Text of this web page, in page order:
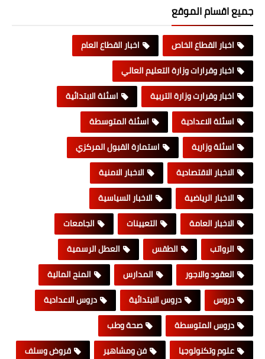
جميع اقسام الموقع
اخبار القطاع الخاص
اخبار القطاع العام
اخبار وقرارات وزارة التعليم العالي
اخبار وقرارت وزارة التربية
اسئلة الابتدائية
اسئلة الاعدادية
اسئلة المتوسطة
اسئلة وزارية
استمارة القبول المركزي
الاخبار الاقتصادية
الاخبار الامنية
الاخبار الرياضية
الاخبار السياسية
الاخبار العامة
التعيينات
الجامعات
الرواتب
الطقس
العطل الرسمية
العقود والاجور
المدارس
المنح المالية
دروس
دروس الابتدائية
دروس الاعدادية
دروس المتوسطة
صحة وطب
علوم وتكنولوجيا
فن ومشاهير
قروض وسلف